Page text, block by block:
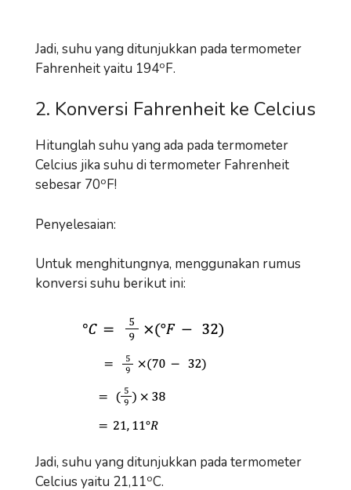
Jadi, suhu yang ditunjukkan pada termometer
Fahrenheit yaitu 194oF.
2. Konversi Fahrenheit ke Celcius
Hitunglah suhu yang ada pada termometer
Celcius jika suhu di termometer Fahrenheit
sebesar 70oF!
Penyelesaian:
Untuk menghitungnya, menggunakan rumus
konversi suhu berikut ini:
Jadi, suhu yang ditunjukkan pada termometer
Celcius yaitu 21,11oC.